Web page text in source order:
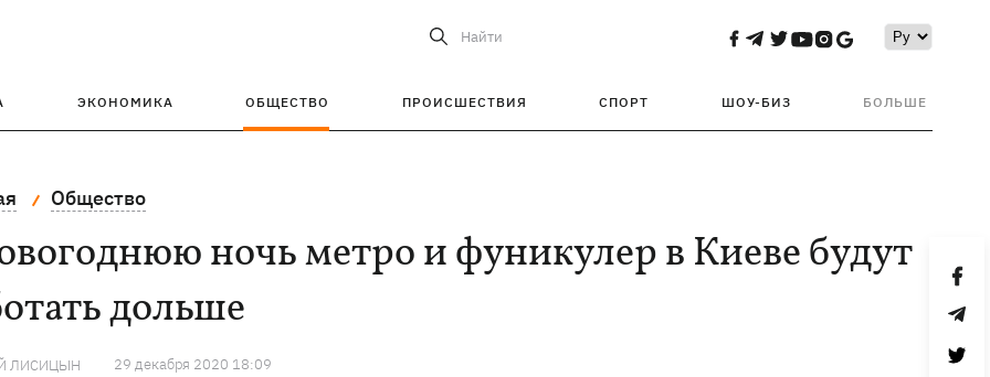
Найти
ЭКОНОМИКА ОБЩЕСТВО ПРОИСШЕСТВИЯ СПОРТ ШОУ-БИЗ БОЛЬШЕ
Общество
ночь метро и фуникулер в Киеве будут
дольше
ЛИСИЦЫН 29 декабря 2020 18:09